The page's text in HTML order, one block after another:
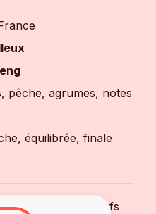
pêche, agrumes, notes
équilibrée, finale
La Poule aux Œufs